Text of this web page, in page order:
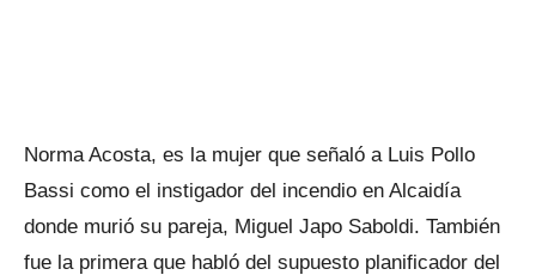
Norma Acosta, es la mujer que señaló a Luis Pollo
Bassi como el instigador del incendio en Alcaidía
donde murió su pareja, Miguel Japo Saboldi. También
fue la primera que habló del supuesto planificador del